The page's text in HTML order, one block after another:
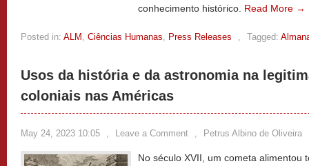
conhecimento histórico. Read More →
Posted in: ALM , Ciências Humanas, Press Releases , Tagged:
Usos da história e da astronomia na
coloniais nas Américas
May 24, 2023 10:05 , Leave a Comment , Petrus Albino de Oliveira
No século XVII, um cometa alimentou